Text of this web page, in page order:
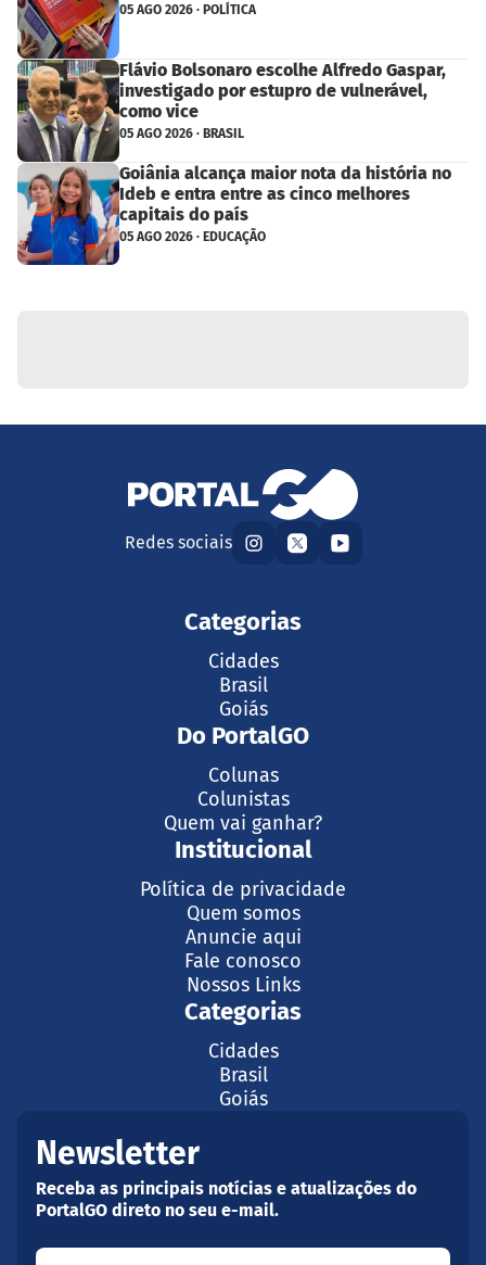
05 AGO 2026 · POLÍTICA
Flávio Bolsonaro escolhe Alfredo Gaspar,
investigado por estupro de vulnerável,
como vice
05 AGO 2026 · BRASIL
Goiânia alcança maior nota da história no
Ideb e entra entre as cinco melhores
capitais do país
05 AGO 2026 · EDUCAÇÃO
Redes sociais
Categorias
Cidades
Brasil
Goiás
Do PortalGO
Colunas
Colunistas
Quem vai ganhar?
Institucional
Política de privacidade
Quem somos
Anuncie aqui
Fale conosco
Nossos Links
Categorias
Cidades
Brasil
Goiás
Newsletter
Receba as principais notícias e atualizações do
PortalGO direto no seu e-mail.
Seu nome